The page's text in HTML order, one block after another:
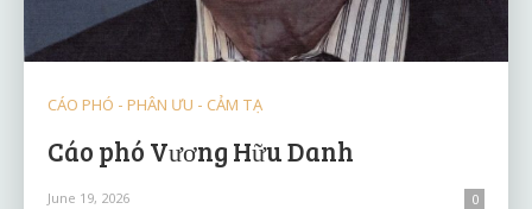
CÁO PHÓ - PHÂN ƯU - CẢM TẠ
Cáo phó Vương Hữu Danh
June 19, 2026 0